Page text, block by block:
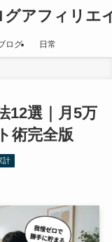
アフィリエ
ログ 日常
12選｜月5万
術完全版
計